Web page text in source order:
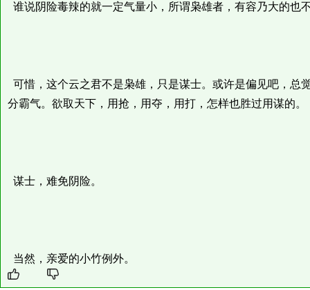
谁说阴险毒辣的就一定气量小，所谓枭雄者，有容乃大的也
可惜，这个云之君不是枭雄，只是谋士。或许是偏见吧，总
分霸气。欲取天下，用抢，用夺，用打，怎样也胜过用谋的。
谋士，难免阴险。
当然，亲爱的小竹例外。